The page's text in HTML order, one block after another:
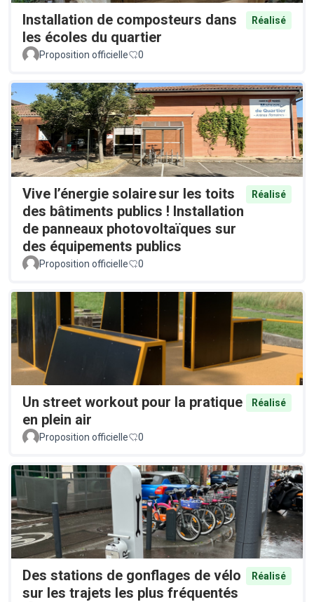
Installation de composteurs dans
les écoles du quartier
Réalisé
Proposition officielle 0
Vive l’énergie solaire sur les toits
des bâtiments publics ! Installation
de panneaux photovoltaïques sur
des équipements publics
Réalisé
Proposition officielle 0
Un street workout pour la pratique
en plein air
Réalisé
Proposition officielle 0
Des stations de gonflages de vélo
sur les trajets les plus fréquentés
Réalisé